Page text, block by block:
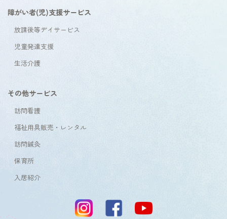
障がい者(児)支援サービス
放課後等デイサービス
児童発達支援
生活介護
その他サービス
訪問看護
福祉用具販売・レンタル
訪問鍼灸
保育所
入居紹介